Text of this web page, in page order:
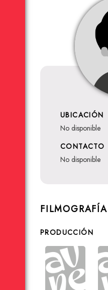
UBICACIÓN
no disponible
CONTACTO
no disponible
FILMOGRAFÍA
PRODUCCIÓN